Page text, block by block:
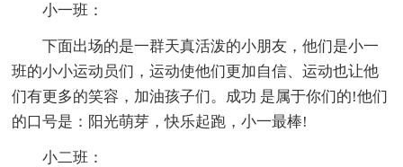
小一班：
下面出场的是一群天真活泼的小朋友，他们是小一
班的小小运动员们，运动使他们更加自信、运动也让他
们有更多的笑容，加油孩子们。成功 是属于你们的!他们
的口号是：阳光萌芽，快乐起跑，小一最棒!
小二班：